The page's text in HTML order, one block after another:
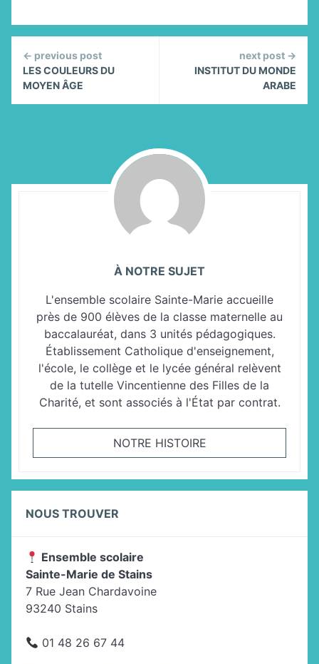
Continue
Reading
← previous post
LES COULEURS DU
MOYEN ÂGE
next post →
INSTITUT DU MONDE
ARABE
À NOTRE SUJET
L'ensemble scolaire Sainte-Marie accueille
près de 900 élèves de la classe maternelle au
baccalauréat, dans 3 unités pédagogiques.
Établissement Catholique d'enseignement,
l'école, le collège et le lycée général relèvent
de la tutelle Vincentienne des Filles de la
Charité, et sont associés à l'État par contrat.
NOTRE HISTOIRE
NOUS TROUVER
Ensemble scolaire
Sainte-Marie de Stains
7 Rue Jean Chardavoine
93240 Stains
01 48 26 67 44